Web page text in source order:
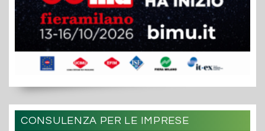
CONSULENZA PER LE IMPRESE